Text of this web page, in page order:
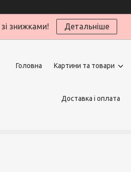
знижками! Детальніше
Головна Картини та товари
Доставка і оплата